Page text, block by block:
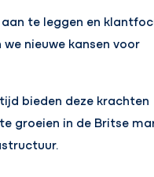
te leggen en
nieuwe kansen voor
bieden deze krachten
groeien in de Britse